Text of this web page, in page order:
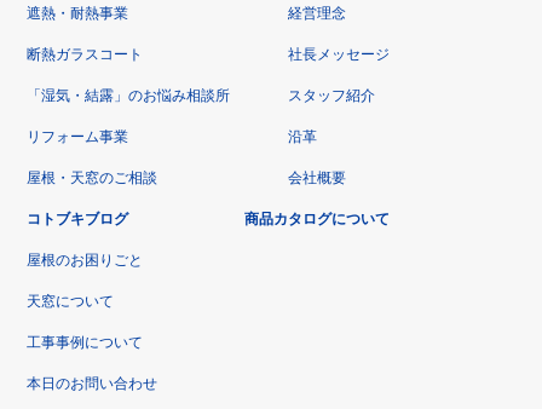
遮熱・耐熱事業
断熱ガラスコート
「湿気・結露」のお悩み相談所
リフォーム事業
屋根・天窓のご相談
経営理念
社長メッセージ
スタッフ紹介
沿革
会社概要
コトブキブログ
屋根のお困りごと
天窓について
工事事例について
本日のお問い合わせ
商品カタログについて